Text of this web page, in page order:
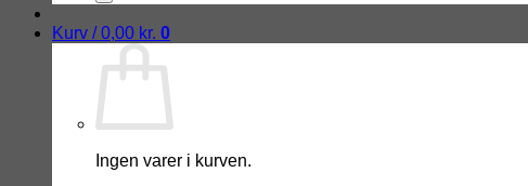
Kurv /0,00 kr. 0
Ingen varer i kurven.